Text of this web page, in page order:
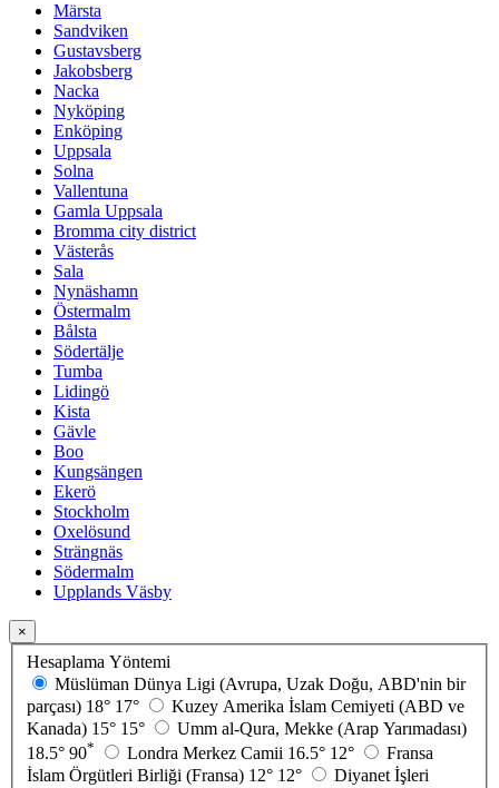
Märsta
Sandviken
Gustavsberg
Jakobsberg
Nacka
Nyköping
Enköping
Uppsala
Solna
Vallentuna
Gamla Uppsala
Bromma city district
Västerås
Sala
Nynäshamn
Östermalm
Bålsta
Södertälje
Tumba
Lidingö
Kista
Gävle
Boo
Kungsängen
Ekerö
Stockholm
Oxelösund
Strängnäs
Södermalm
Upplands Väsby
×
Hesaplama Yöntemi
Müslüman Dünya Ligi (Avrupa, Uzak Doğu, ABD'nin bir
parçası) 18° 17°
Kuzey Amerika İslam Cemiyeti (ABD ve
Kanada) 15° 15°
Umm al-Qura, Mekke (Arap Yarımadası)
18.5° 90* Londra Merkez Camii 16.5° 12°
Fransa
İslam Örgütleri Birliği (Fransa) 12° 12°
Diyanet İşleri